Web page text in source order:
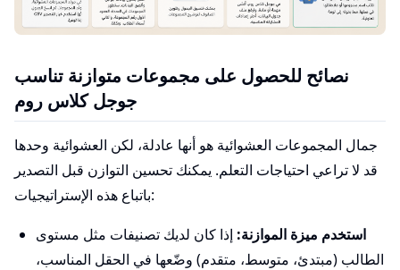
نصائح للحصول على مجموعات متوازنة تناسب
جوجل كلاس روم
جمال المجموعات العشوائية هو أنها عادلة، لكن العشوائية وحدها
قد لا تراعي احتياجات التعلم. يمكنك تحسين التوازن قبل التصدير
باتباع هذه الإستراتيجيات:
استخدم ميزة الموازنة: إذا كان لديك تصنيفات مثل مستوى
الطالب (مبتدئ، متوسط، متقدم) وضّعها في الحقل المناسب،